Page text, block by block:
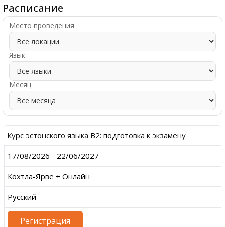
Расписание
Место проведения
Язык
Месяц
Курс эстонского языка B2: подготовка к экзамену
17/08/2026 - 22/06/2027
Кохтла-Ярве + Онлайн
Русский
Регистрация